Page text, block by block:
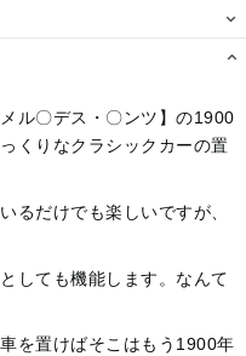
⌄
〇デス・〇ンツ】の1900 ⌄
ル〇デス・〇ンツ】の1900
くりなクラシックカーの置
るだけでも楽しいですが、
しても機能します。なんて
を置けばそこはもう1900年